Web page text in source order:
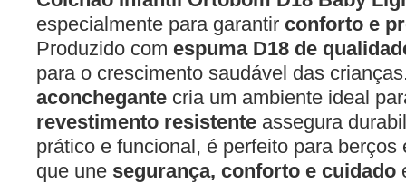
especialmente para garantir conforto e
Produzido com espuma D18 de
para o crescimento saudável das
aconchegante cria um ambiente ideal
revestimento resistente assegura
prático e funcional, é perfeito para
que une segurança, conforto e cuidado